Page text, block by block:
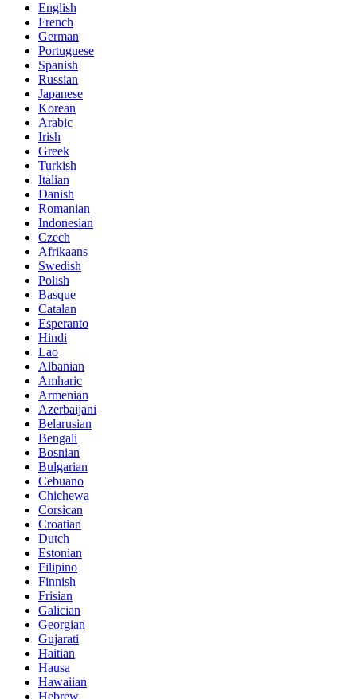
English
French
German
Portuguese
Spanish
Russian
Japanese
Korean
Arabic
Irish
Greek
Turkish
Italian
Danish
Romanian
Indonesian
Czech
Afrikaans
Swedish
Polish
Basque
Catalan
Esperanto
Hindi
Lao
Albanian
Amharic
Armenian
Azerbaijani
Belarusian
Bengali
Bosnian
Bulgarian
Cebuano
Chichewa
Corsican
Croatian
Dutch
Estonian
Filipino
Finnish
Frisian
Galician
Georgian
Gujarati
Haitian
Hausa
Hawaiian